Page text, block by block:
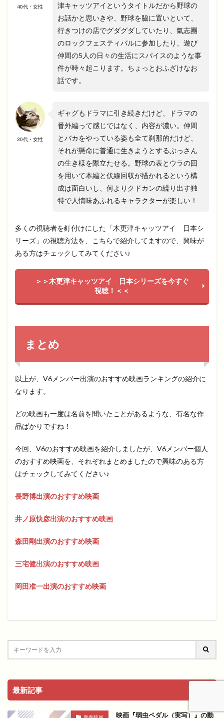
40代・女性
津キャッツアイというタイトルだから野球の
お話かと思いきや、野球を脇に置いといて、
行きつけの店でグダグダしていたり、氣志團
のロックフェスティバルに参加したり、遊び
仲間の5人の日々の生活にスパイスのような事
件が時々起こります。ちょっとおふざけなお
話です。
30代・女性
ギャグもドラマに引き続きだけど、ドラマの
番外編って感じではなく、内容が濃い。仲間
とバカをやっている姿も全て刹那的だけど、
それが懸命に普通に生きようとするぶっさん
の生き様を際立たせる。野球の表とウラの回
を用いて本編と伏線回収が描かれるという構
成は面白いし、何よりクドカンの繰り出す独
特で人情味あふれるキャラクターが楽しい！
多くの視聴者を釘付けにした「木更津キャッツアイ 日本シ
リーズ」の視聴方法を、こちらで紹介してますので、興味が
ある方はチェックしてみてください♪
＞＞木更津キャッツアイ 日本シリーズを今すぐ
視聴！＜＜
まとめ
以上が、V6メンバー出演のおすすめ映画ランキングの紹介に
なります。
どの映画も一度は名前を聞いたことがあるような、有名な作
品ばかりですね！
今回、V6のおすすめ映画を紹介しましたが、V6メンバー個人
のおすすめ映画を、それぞれまとめましたので興味のある方
はチェックしてみてください♪
長野博出演のおすすめ映画
井ノ原快彦出演のおすすめ映画
森田剛出演のおすすめ映画
三宅健出演のおすすめ映画
岡田准一出演のおすすめ映画
最新記事
映画『弱虫ペダル（実写）』の動